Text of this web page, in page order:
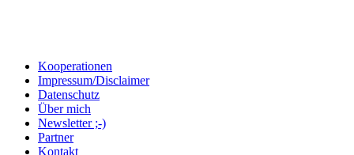
Kooperationen
Impressum/Disclaimer
Datenschutz
Über mich
Newsletter ;-)
Partner
Kontakt